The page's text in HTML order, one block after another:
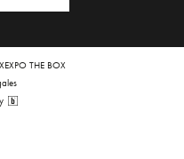
THE BOX